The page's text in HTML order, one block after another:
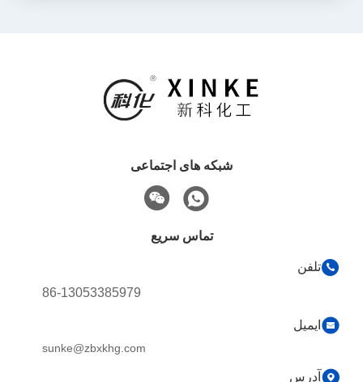
شبکه های اجتماعی
تماس سریع
تلفن
86-13053385979
ایمیل
sunke@zbxkhg.com
آدرس